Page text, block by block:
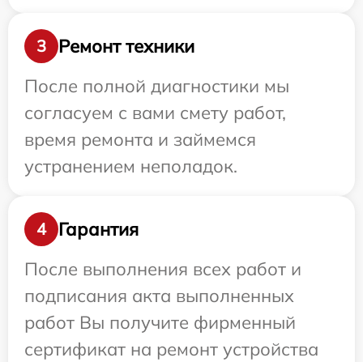
3
Ремонт техники
После полной диагностики мы
согласуем с вами смету работ,
время ремонта и займемся
устранением неполадок.
4
Гарантия
После выполнения всех работ и
подписания акта выполненных
работ Вы получите фирменный
сертификат на ремонт устройства